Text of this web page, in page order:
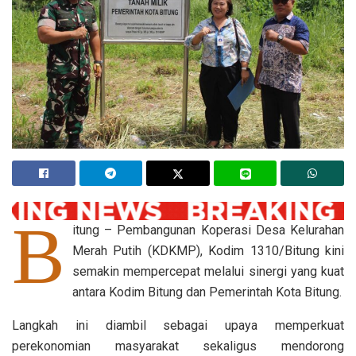
B
itung – Pembangunan Koperasi Desa Kelurahan
Merah Putih (KDKMP), Kodim 1310/Bitung kini
semakin mempercepat melalui sinergi yang kuat
antara Kodim Bitung dan Pemerintah Kota Bitung.
Langkah ini diambil sebagai upaya memperkuat
perekonomian masyarakat sekaligus mendorong